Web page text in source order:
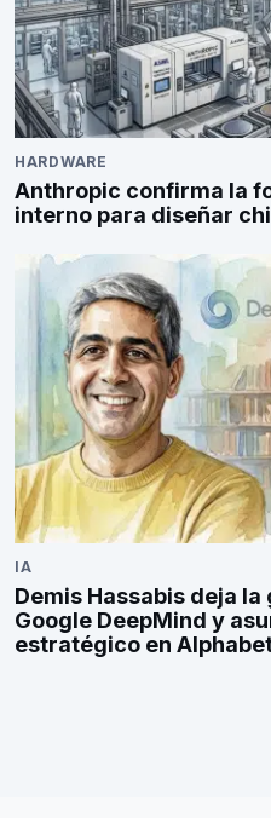
HARDWARE
Anthropic confirma la
interno para diseñar
IA
Demis Hassabis deja
Google DeepMind y
estratégico en